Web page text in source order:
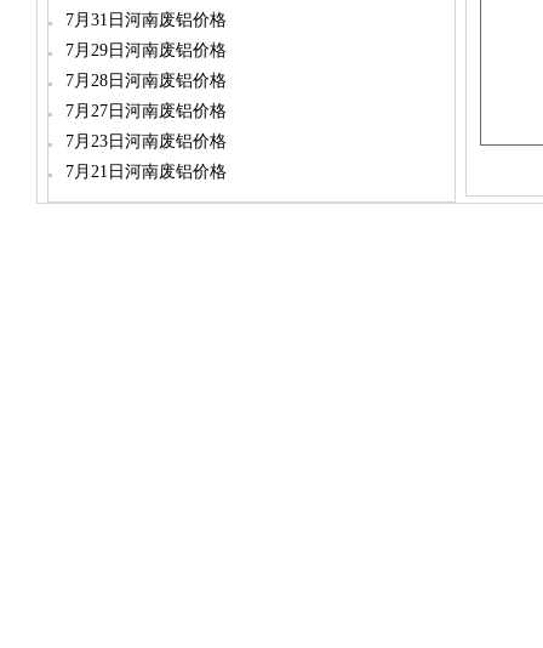
7月31日河南废铝价格
7月29日河南废铝价格
7月28日河南废铝价格
7月27日河南废铝价格
7月23日河南废铝价格
7月21日河南废铝价格